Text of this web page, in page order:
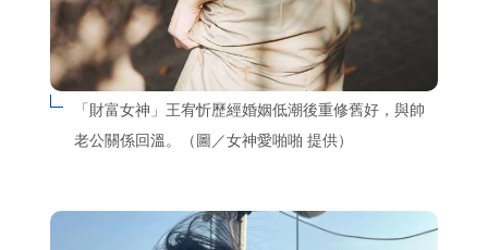
「財富女神」王宥忻歷經婚姻低潮後重修舊好，與帥
老公關係回溫。（圖／女神愛啪啪 提供）